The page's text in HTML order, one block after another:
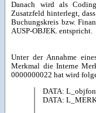
Danach wird als
Zusatzfeld hinterlegt,
Buchungskreis bzw.
AUSP-OBJEK. entspricht.
Unter der Annahme
Merkmal die Interne
0000000022 hat wird
DATA:
DATA: